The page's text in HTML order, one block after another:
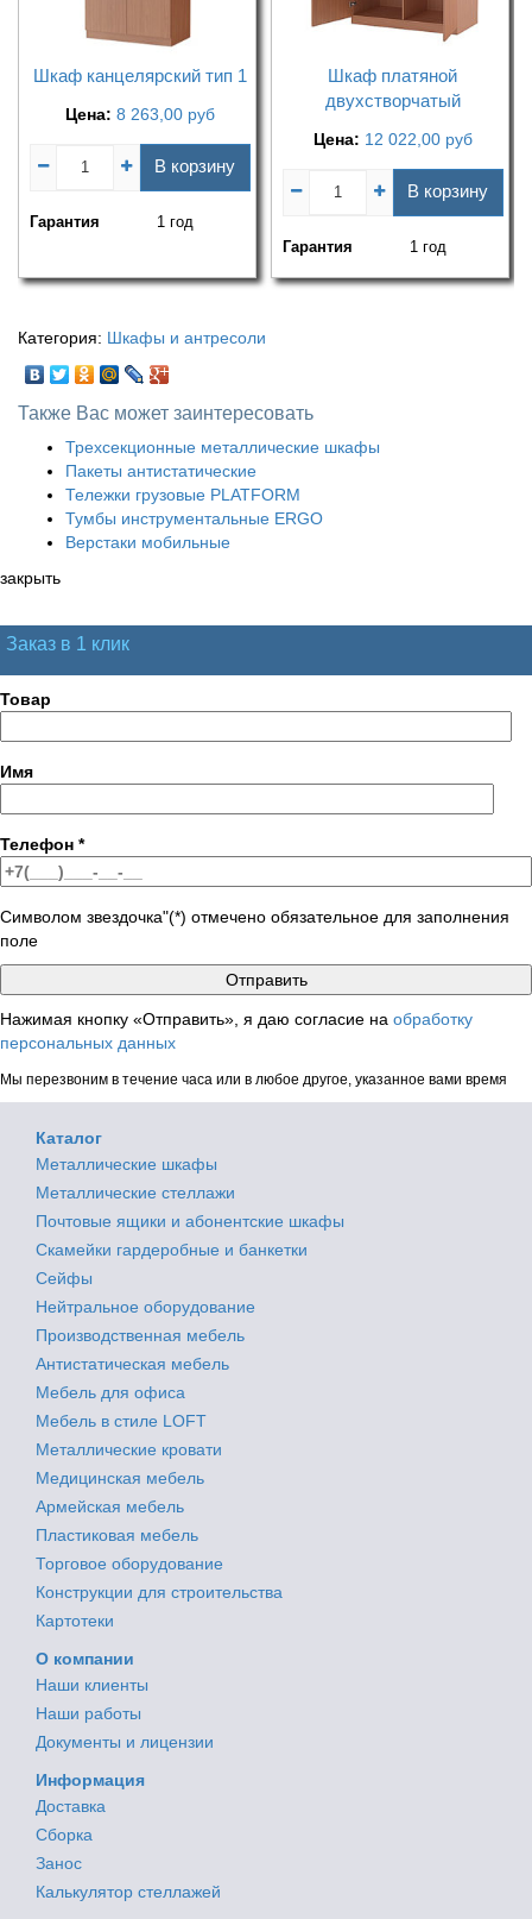
Шкаф канцелярский тип 1
Цена: 8 263,00 руб
В корзину
Гарантия 1 год
Шкаф платяной
двухстворчатый
Цена: 12 022,00 руб
В корзину
Гарантия 1 год
Категория: Шкафы и антресоли
Также Вас может заинтересовать
Трехсекционные металлические шкафы
Пакеты антистатические
Тележки грузовые PLATFORM
Тумбы инструментальные ERGO
Верстаки мобильные
закрыть
Заказ в 1 клик
Товар
Имя
Телефон *
Символом звездочка"(*) отмечено обязательное для заполнения
поле
Нажимая кнопку «Отправить», я даю согласие на обработку
персональных данных
Мы перезвоним в течение часа или в любое другое, указанное вами время
Каталог
Металлические шкафы
Металлические стеллажи
Почтовые ящики и абонентские шкафы
Скамейки гардеробные и банкетки
Сейфы
Нейтральное оборудование
Производственная мебель
Антистатическая мебель
Мебель для офиса
Мебель в стиле LOFT
Металлические кровати
Медицинская мебель
Армейская мебель
Пластиковая мебель
Торговое оборудование
Конструкции для строительства
Картотеки
О компании
Наши клиенты
Наши работы
Документы и лицензии
Информация
Доставка
Сборка
Занос
Калькулятор стеллажей